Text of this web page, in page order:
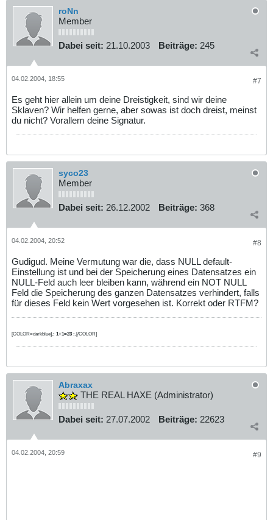
roNn
Member
Dabei seit: 21.10.2003 Beiträge: 245
#7
04.02.2004, 18:55
Es geht hier allein um deine Dreistigkeit, sind wir deine
Sklaven? Wir helfen gerne, aber sowas ist doch dreist, meinst
du nicht? Vorallem deine Signatur.
syco23
Member
Dabei seit: 26.12.2002 Beiträge: 368
#8
04.02.2004, 20:52
Gudigud. Meine Vermutung war die, dass NULL default-
Einstellung ist und bei der Speicherung eines Datensatzes ein
NULL-Feld auch leer bleiben kann, während ein NOT NULL
Feld die Speicherung des ganzen Datensatzes verhindert, falls
für dieses Feld kein Wert vorgesehen ist. Korrekt oder RTFM?
[COLOR=darkblue].: 1+1=23 :.[/COLOR]
Abraxax
THE REAL HAXE (Administrator)
Dabei seit: 27.07.2002 Beiträge: 22623
#9
04.02.2004, 20:59